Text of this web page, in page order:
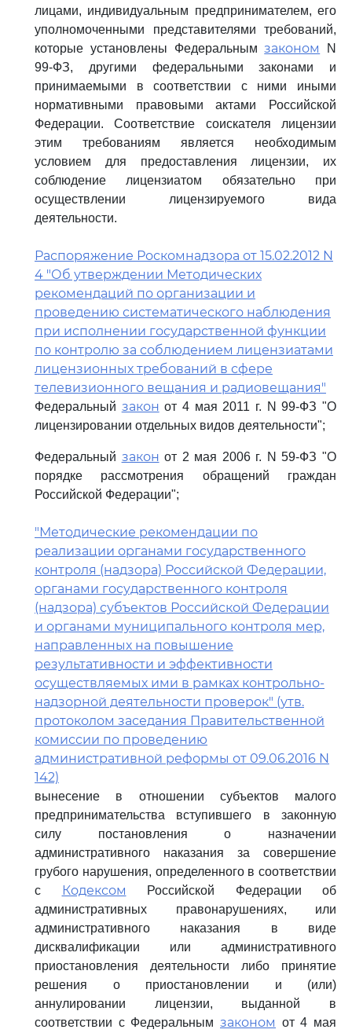
лицами, индивидуальным предпринимателем, его
уполномоченными представителями требований,
которые установлены Федеральнымзаконом
N
99-ФЗ, другими федеральными законами и
принимаемыми в соответствии с ними иными
нормативными правовыми актами Российской
Федерации. Соответствие соискателя лицензии
этим требованиям является необходимым
условием для предоставления лицензии, их
соблюдение лицензиатом обязательно при
осуществлении лицензируемого вида
деятельности.
Распоряжение Роскомнадзора от 15.02.2012 N
4 "Об утверждении Методических
рекомендаций по организации и
проведению систематического наблюдения
при исполнении государственной функции
по контролю за соблюдением лицензиатами
лицензионных требований в сфере
телевизионного вещания и радиовещания"
Федеральный закон от 4 мая 2011 г. N 99-ФЗ "О
лицензировании отдельных видов деятельности";
Федеральный закон от 2 мая 2006 г. N 59-ФЗ "О
порядке рассмотрения обращений граждан
Российской Федерации";
"Методические рекомендации по
реализации органами государственного
контроля (надзора) Российской Федерации,
органами государственного контроля
(надзора) субъектов Российской Федерации
и органами муниципального контроля мер,
направленных на повышение
результативности и эффективности
осуществляемых ими в рамках контрольно-
надзорной деятельности проверок" (утв.
протоколом заседания Правительственной
комиссии по проведению
административной реформы от 09.06.2016 N
142)
вынесение в отношении субъектов малого
предпринимательства вступившего в законную
силу постановления о назначении
административного наказания за совершение
грубого нарушения, определенного в соответствии
с
Кодексом Российской Федерации об
административных правонарушениях, или
административного наказания в виде
дисквалификации или административного
приостановления деятельности либо принятие
решения о приостановлении и (или)
аннулировании лицензии, выданной в
соответствии с Федеральным законом от 4 мая